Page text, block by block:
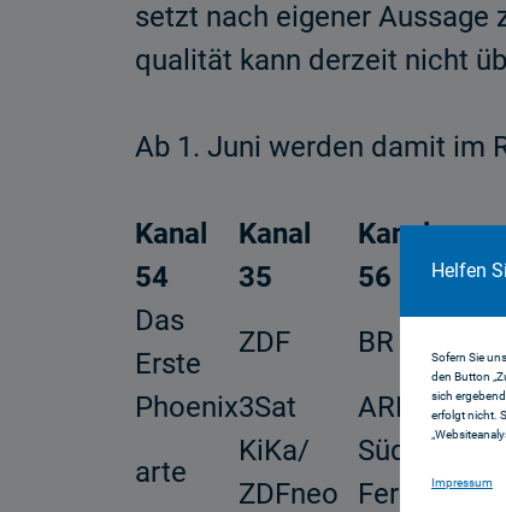
Helfen
Sofern Sie
den Button
sich
erfolgt nicht.
Impressum
setzt nach eigener Aussage
qualität kann derzeit nicht
Ab 1. Juni werden damit im
Kanal
54
Kanal
35
Kanal
56
Das
Erste
ZDF BR
Phoenix3Sat ARD alpha
arte
KiKa/
ZDFneo
Südwest
Fernsehen